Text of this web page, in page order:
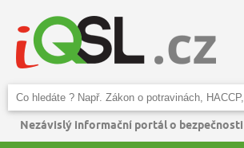
Nezávislý informační portál o